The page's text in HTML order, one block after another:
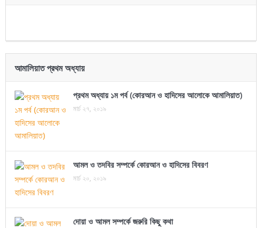
আমালিয়াত প্রথম অধ্যায়
প্রথম অধ্যায় ১ম পর্ব (কোরআন ও হাদিসের আলোকে আমালিয়াত)
মার্চ ২৭, ২০১৯
আমল ও তদবির সম্পর্কে কোরআন ও হাদিসের বিবরণ
মার্চ ২০, ২০১৯
দোয়া ও আমল সম্পর্কে জরুরি কিছু কথা